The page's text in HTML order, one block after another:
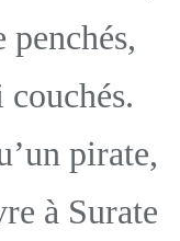
penchés,
couchés.
pirate,
à Surate